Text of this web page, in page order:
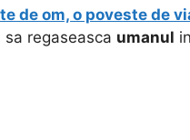
de om, o poveste de
sa regaseasca umanul